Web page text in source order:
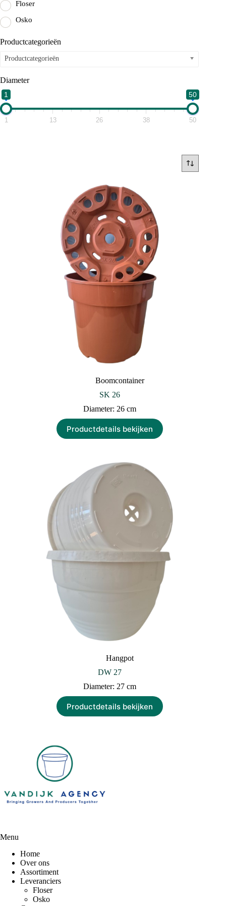
Boomcontainer
SK 26
Diameter: 26 cm
Productdetails bekijken
Hangpot
DW 27
Diameter: 27 cm
Productdetails bekijken
Floser
Osko
Productcategorieën
Productcategorieën
Diameter
1 50
1 13 26 38 50
Menu
Home
Over ons
Assortiment
Leveranciers
Floser
Osko